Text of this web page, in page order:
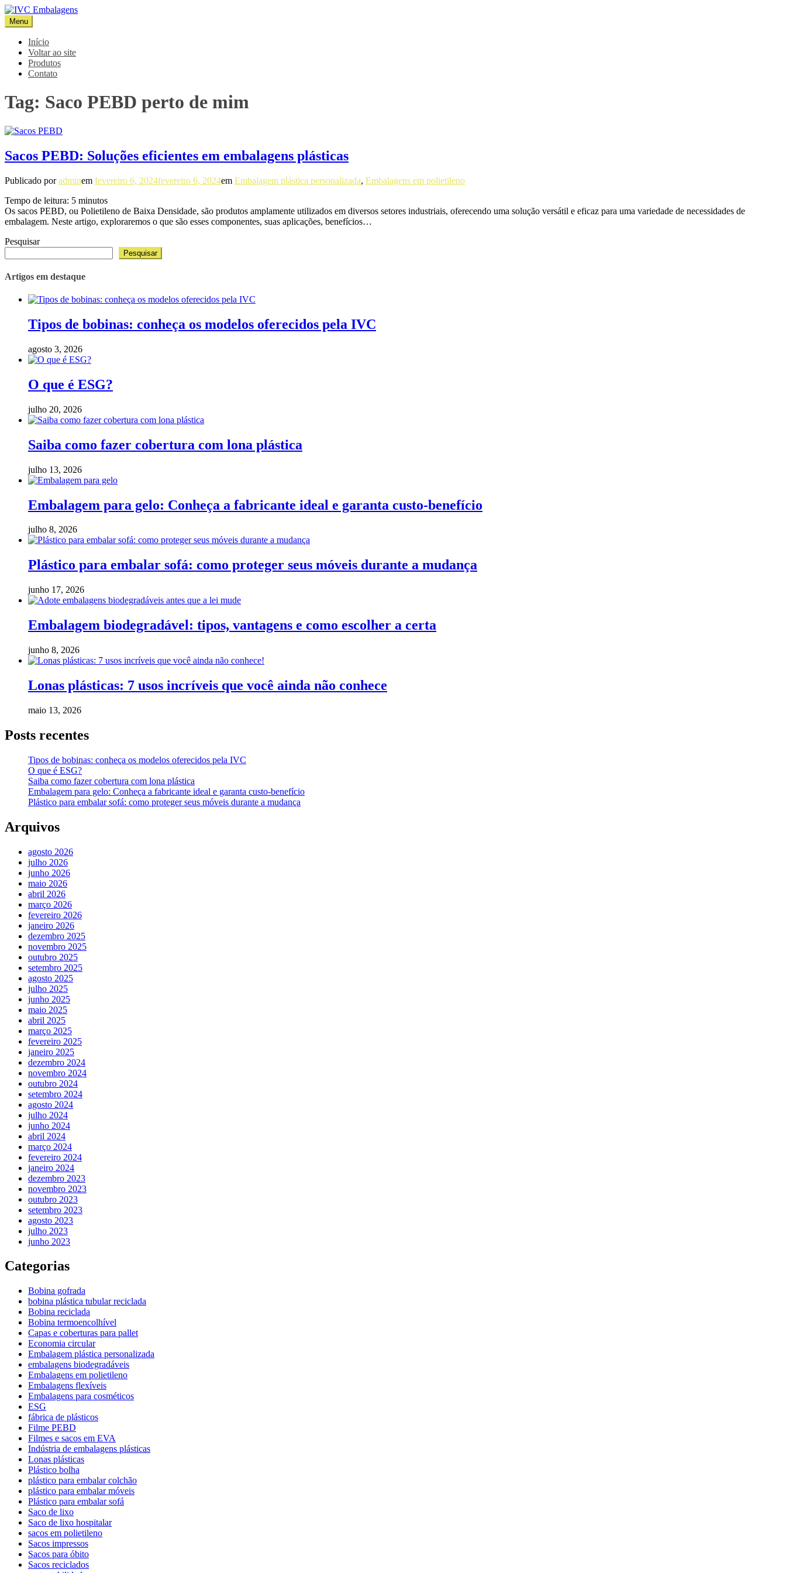
Pular
para
o
conteúdo
IVC Embalagens
Blog IVC
Menu
Início
Voltar ao site
Produtos
Contato
Tag: Saco PEBD perto de mim
Sacos PEBD: Soluções eficientes em embalagens plásticas
Publicado poradminem fevereiro 6, 2024fevereiro 6, 2024em Embalagem plástica personalizada, Embalagens em polietileno
Tempo de leitura: 5 minutos
Os sacos PEBD, ou Polietileno de Baixa Densidade, são produtos amplamente utilizados em diversos setores industriais, oferecendo uma solução versátil e eficaz para uma variedade de necessidades de
embalagem. Neste artigo, exploraremos o que são esses componentes, suas aplicações, benefícios…
Pesquisar
Pesquisar
Artigos em destaque
Tipos de bobinas: conheça os modelos oferecidos pela IVC
agosto 3, 2026
O que é ESG?
julho 20, 2026
Saiba como fazer cobertura com lona plástica
julho 13, 2026
Embalagem para gelo: Conheça a fabricante ideal e garanta custo-benefício
julho 8, 2026
Plástico para embalar sofá: como proteger seus móveis durante a mudança
junho 17, 2026
Embalagem biodegradável: tipos, vantagens e como escolher a certa
junho 8, 2026
Lonas plásticas: 7 usos incríveis que você ainda não conhece
maio 13, 2026
Posts recentes
Tipos de bobinas: conheça os modelos oferecidos pela IVC
O que é ESG?
Saiba como fazer cobertura com lona plástica
Embalagem para gelo: Conheça a fabricante ideal e garanta custo-benefício
Plástico para embalar sofá: como proteger seus móveis durante a mudança
Arquivos
agosto 2026
julho 2026
junho 2026
maio 2026
abril 2026
março 2026
fevereiro 2026
janeiro 2026
dezembro 2025
novembro 2025
outubro 2025
setembro 2025
agosto 2025
julho 2025
junho 2025
maio 2025
abril 2025
março 2025
fevereiro 2025
janeiro 2025
dezembro 2024
novembro 2024
outubro 2024
setembro 2024
agosto 2024
julho 2024
junho 2024
abril 2024
março 2024
fevereiro 2024
janeiro 2024
dezembro 2023
novembro 2023
outubro 2023
setembro 2023
agosto 2023
julho 2023
junho 2023
Categorias
Bobina gofrada
bobina plástica tubular reciclada
Bobina reciclada
Bobina termoencolhível
Capas e coberturas para pallet
Economia circular
Embalagem plástica personalizada
embalagens biodegradáveis
Embalagens em polietileno
Embalagens flexíveis
Embalagens para cosméticos
ESG
fábrica de plásticos
Filme PEBD
Filmes e sacos em EVA
Indústria de embalagens plásticas
Lonas plásticas
Plástico bolha
plástico para embalar colchão
plástico para embalar móveis
Plástico para embalar sofá
Saco de lixo
Saco de lixo hospitalar
sacos em polietileno
Sacos impressos
Sacos para óbito
Sacos reciclados